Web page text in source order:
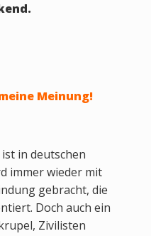
Meinung!
in deutschen
immer wieder mit
gebracht, die
Doch auch ein
Zivilisten